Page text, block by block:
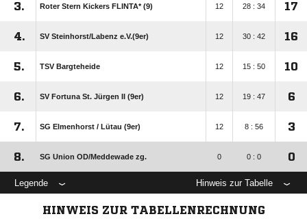
3. Roter Stern Kickers FLINTA* (9) 12 28 : 34 17
4. SV Steinhorst/​Labenz e.V.(9er) 12 30 : 42 16
5. TSV Bargteheide 12 15 : 50 10
6. SV Fortuna St. Jürgen II (9er) 12 19 : 47 6
7. SG Elmenhorst /​ Lütau (9er) 12 8 : 56 3
8. SG Union OD/​Meddewade zg. 0 0 : 0 0
Legende Hinweis zur Tabelle
HINWEIS ZUR TABELLENRECHNUNG